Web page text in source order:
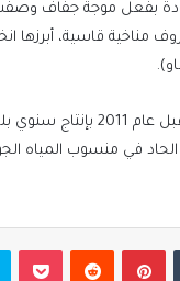
مناخية قاسية،
في منسوب المياه
بينتيريست